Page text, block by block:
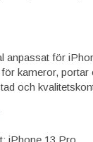
anpassat för
kameror, portar
och
iPhone 13 Pro